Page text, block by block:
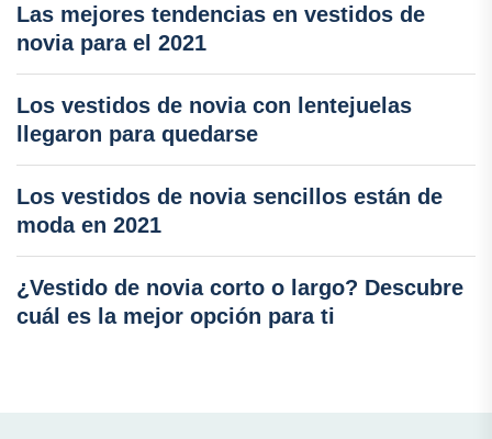
Las mejores tendencias en vestidos de
novia para el 2021
Los vestidos de novia con lentejuelas
llegaron para quedarse
Los vestidos de novia sencillos están de
moda en 2021
¿Vestido de novia corto o largo? Descubre
cuál es la mejor opción para ti